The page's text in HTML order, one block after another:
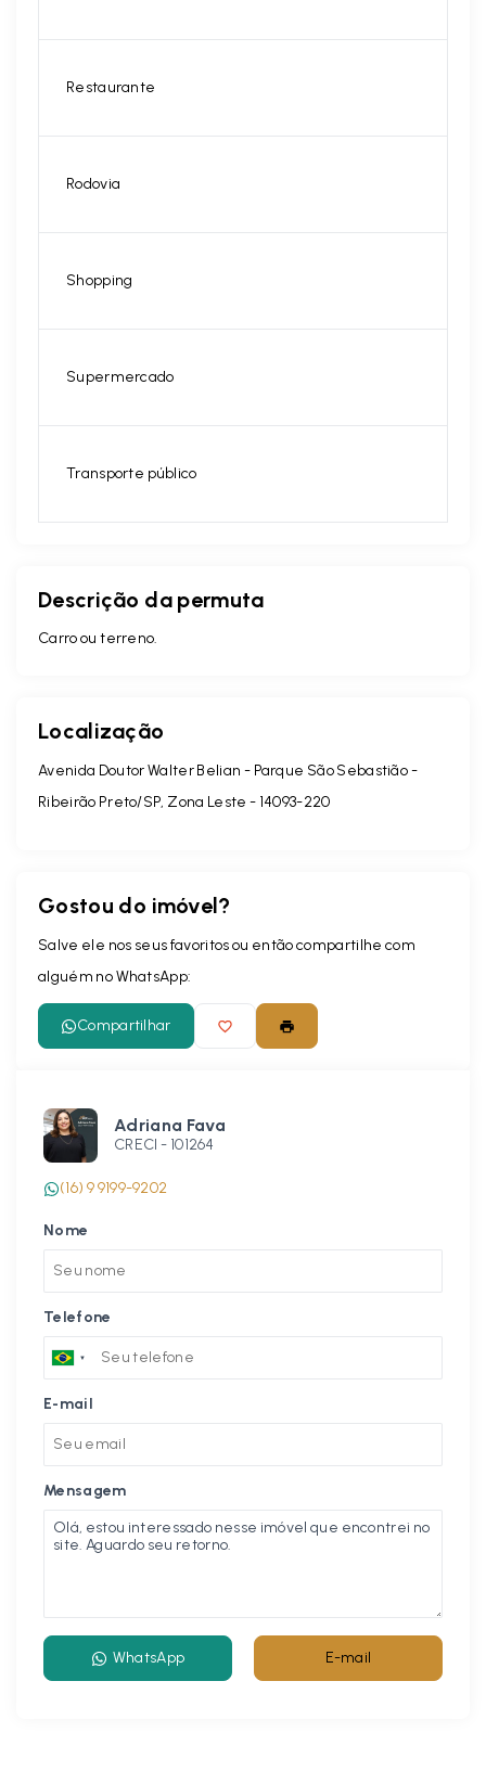
Restaurante
Rodovia
Shopping
Supermercado
Transporte público
Descrição da permuta
Carro ou terreno.
Localização
Avenida Doutor Walter Belian - Parque São Sebastião -
Ribeirão Preto/SP, Zona Leste - 14093-220
Gostou do imóvel?
Salve ele nos seus favoritos ou então compartilhe com
alguém no WhatsApp:
Compartilhar
Adriana Fava
CRECI - 101264
(16) 9 9199-9202
Nome
Telefone
E-mail
Mensagem
WhatsApp E-mail